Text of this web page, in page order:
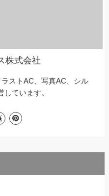
株式会社
ストAC、写真AC、シル
ています。